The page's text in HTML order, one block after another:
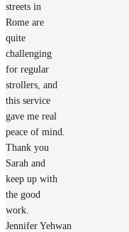
streets in
Rome are
quite
challenging
for regular
strollers, and
this service
gave me real
peace of mind.
Thank you
Sarah and
keep up with
the good
work.
Jennifer Yehwan